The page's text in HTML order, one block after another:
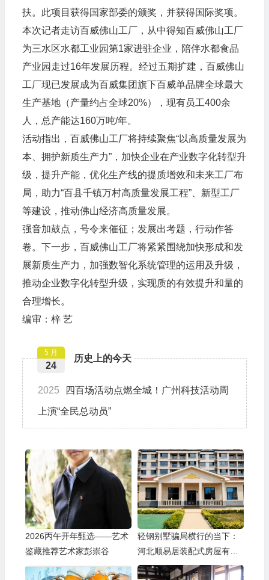
扶。此项目获得国家部委的颁奖，并获得国际奖项。
本次记者走访百威佛山工厂，从中得知百威佛山工厂
为三水区水都工业园第1家进驻企业，陪伴水都食品
产业园走过16年发展历程。经过五期扩建，百威佛山
工厂现已发展成为百威集团旗下百威单品牌全球最大
生产基地（产量约占全球20%），现有员工400余
人，总产能达160万吨/年。
活动指出，百威佛山工厂将持续聚焦“以高质量发展为
本、拥护新质生产力”，加快企业在产业数字化转型升
级，提升产能，优化生产线的提质增效和未来工厂布
局，助力“百县千镇万村高质量发展工程”、新型工厂
等建设，推动佛山经济高质量发展。
强音加鼓点，号令来催征；发展出考题，行动作答
卷。下一步，百威佛山工厂将紧紧围绕加快形成和发
展新质生产力，加强数智化系统管理的运用及升级，
推动企业数字化转型升级，实现质的有效提升和量的
合理增长。
编审：梓 艺
历史上的今天
5 月
24
2025 四百场活动点燃全城！广州科技活动周
上演“全民总动员”
2026丙午开年甄选——艺术
鉴藏推荐艺术家彭崇谷
轻钢别墅骗局横行的当下：
河北顺易居装配式房屋有限
公司的坚守与启示